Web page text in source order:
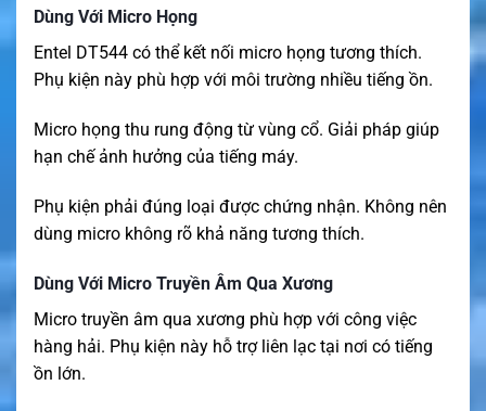
Dùng Với Micro Họng
Entel DT544 có thể kết nối micro họng tương thích.
Phụ kiện này phù hợp với môi trường nhiều tiếng ồn.
Micro họng thu rung động từ vùng cổ. Giải pháp giúp
hạn chế ảnh hưởng của tiếng máy.
Phụ kiện phải đúng loại được chứng nhận. Không nên
dùng micro không rõ khả năng tương thích.
Dùng Với Micro Truyền Âm Qua Xương
Micro truyền âm qua xương phù hợp với công việc
hàng hải. Phụ kiện này hỗ trợ liên lạc tại nơi có tiếng
ồn lớn.